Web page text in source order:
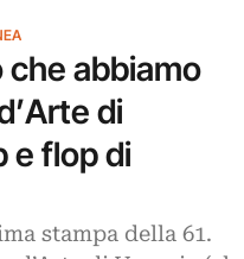
che abbiamo
di
e flop di
stampa della 61.